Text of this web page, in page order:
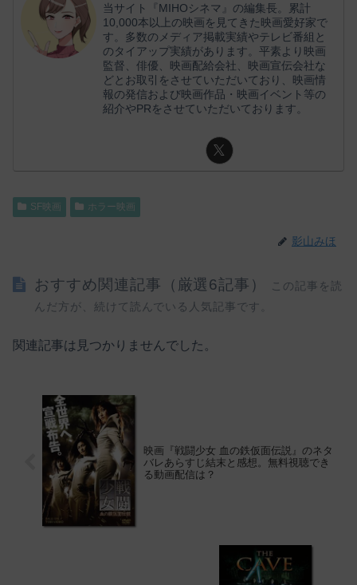
当サイト『MIHOシネマ』の編集長。累計
10,000本以上の映画を見てきた映画愛好家で
す。多数のメディア掲載実績やテレビ番組と
のタイアップ実績があります。平素より映画
監督、俳優、映画配給会社、映画宣伝会社な
どとお取引をさせていただいており、映画情
報の発信および映画作品・映画イベント等の
紹介やPRをさせていただいております。
SF映画 ホラー映画
影山みほ
おすすめ関連記事（厳選6記事）
この記事を読
んだ方が、続けて読んでいる人気記事です。
関連記事は見つかりませんでした。
映画『戦闘少女 血の鉄仮面伝説』のネタ
バレあらすじ結末と感想。無料視聴でき
る動画配信は？